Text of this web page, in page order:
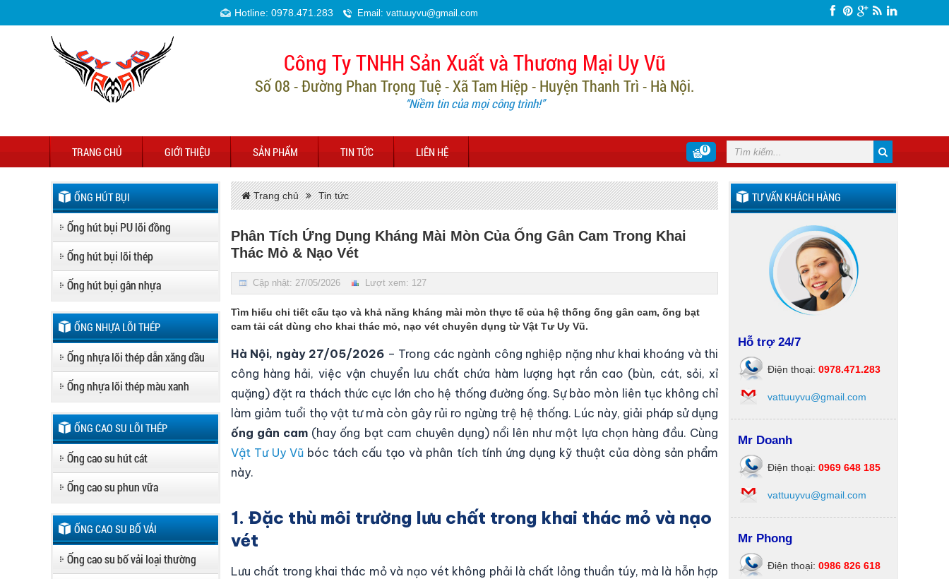
Hotline: 0978.471.283 Email: vattuuyvu@gmail.com
Công Ty TNHH Sản Xuất và Thương Mại Uy Vũ
Số 08 - Đường Phan Trọng Tuệ - Xã Tam Hiệp - Huyện Thanh Trì - Hà Nội.
“Niềm tin của mọi công trình!”
TRANG CHỦ GIỚI THIỆU SẢN PHẨM TIN TỨC LIÊN HỆ 0
ỐNG HÚT BỤI
Ống hút bụi PU lõi đồng
Ống hút bụi lõi thép
Ống hút bụi gân nhựa
ỐNG NHỰA LÕI THÉP
Ống nhựa lõi thép dẫn xăng dầu
Ống nhựa lõi thép màu xanh
ỐNG CAO SU LÕI THÉP
Ống cao su hút cát
Ống cao su phun vữa
ỐNG CAO SU BỐ VẢI
Ống cao su bố vải loại thường
Trang chủ Tin tức
Phân Tích Ứng Dụng Kháng Mài Mòn Của Ống Gân Cam Trong Khai
Thác Mỏ & Nạo Vét
Cập nhật: 27/05/2026 Lượt xem: 127
Tìm hiểu chi tiết cấu tạo và khả năng kháng mài mòn thực tế của hệ thống ống gân cam, ống bạt
cam tải cát dùng cho khai thác mỏ, nạo vét chuyên dụng từ Vật Tư Uy Vũ.
Hà Nội, ngày 27/05/2026 – Trong các ngành công nghiệp nặng như khai khoáng và thi
công hàng hải, việc vận chuyển lưu chất chứa hàm lượng hạt rắn cao (bùn, cát, sỏi, xỉ
quặng) đặt ra thách thức cực lớn cho hệ thống đường ống. Sự bào mòn liên tục không chỉ
làm giảm tuổi thọ vật tư mà còn gây rủi ro ngừng trệ hệ thống. Lúc này, giải pháp sử dụng
ống gân cam (hay ống bạt cam chuyên dụng) nổi lên như một lựa chọn hàng đầu. Cùng
Vật Tư Uy Vũ bóc tách cấu tạo và phân tích tính ứng dụng kỹ thuật của dòng sản phẩm
này.
1. Đặc thù môi trường lưu chất trong khai thác mỏ và nạo
vét
Lưu chất trong khai thác mỏ và nạo vét không phải là chất lỏng thuần túy, mà là hỗn hợp
TƯ VẤN KHÁCH HÀNG
Hỗ trợ 24/7
Điện thoại: 0978.471.283
vattuuyvu@gmail.com
Mr Doanh
Điện thoại: 0969 648 185
vattuuyvu@gmail.com
Mr Phong
Điện thoại: 0986 826 618